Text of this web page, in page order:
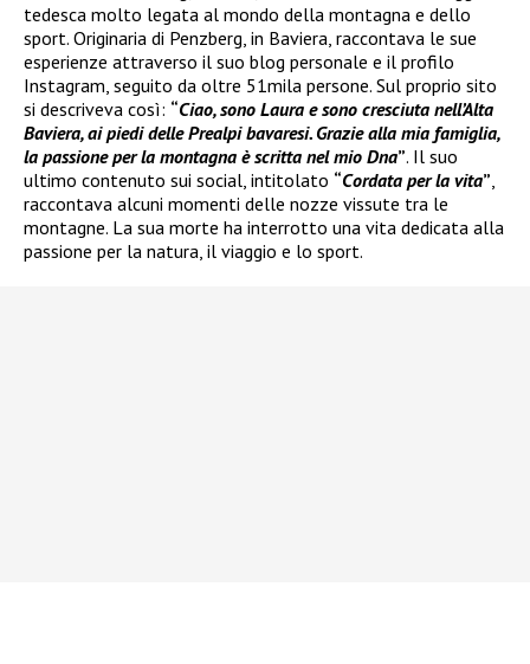
tedesca molto legata al mondo della montagna e dello
sport. Originaria di Penzberg, in Baviera, raccontava le sue
esperienze attraverso il suo blog personale e il profilo
Instagram, seguito da oltre 51mila persone. Sul proprio sito
si descriveva così: “Ciao, sono Laura e sono cresciuta nell’Alta
Baviera, ai piedi delle Prealpi bavaresi. Grazie alla mia famiglia,
la passione per la montagna è scritta nel mio Dna”. Il suo
ultimo contenuto sui social, intitolato “Cordata per la vita”
raccontava alcuni momenti delle nozze vissute tra le
montagne. La sua morte ha interrotto una vita dedicata alla
passione per la natura, il viaggio e lo sport.